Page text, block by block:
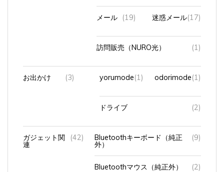
メール (19) 迷惑メール(17)
訪問販売（NURO光） (1)
お出かけ (3) yorumode(1) odorimode(1)
ドライブ (2)
ガジェット関 (42) Bluetoothキーボード（純正 (9)
Bluetoothマウス（純正外） (2)